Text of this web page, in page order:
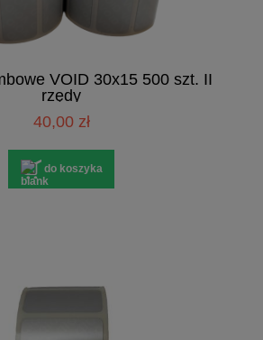
VOID 30x15 500 szt. II
rzędy
40,00 zł
do koszyka